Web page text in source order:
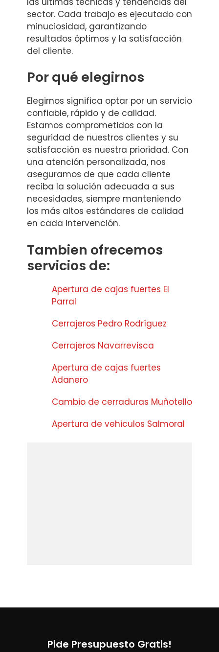
sector. Cada trabajo es ejecutado con
minuciosidad, garantizando
resultados óptimos y la satisfacción
del cliente.
Por qué elegirnos
Elegirnos significa optar por un servicio
confiable, rápido y de calidad.
Estamos comprometidos con la
seguridad de nuestros clientes y su
satisfacción es nuestra prioridad. Con
una atención personalizada, nos
aseguramos de que cada cliente
reciba la solución adecuada a sus
necesidades, siempre manteniendo
los más altos estándares de calidad
en cada intervención.
Tambien ofrecemos
servicios de:
Apertura de cajas fuertes El
Parral
Cerrajeros Pedro Rodríguez
Cerrajeros Navarrevisca
Apertura de cajas fuertes
Adanero
Cambio de cerraduras Muñotello
Apertura de vehiculos Salmoral
Pide Presupuesto Gratis!